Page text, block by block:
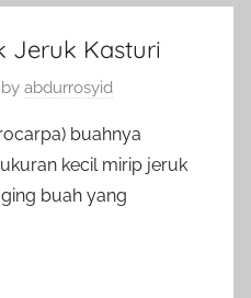
Jeruk Kasturi
by abdurrosyid
buahnya
kecil mirip jeruk
buah yang